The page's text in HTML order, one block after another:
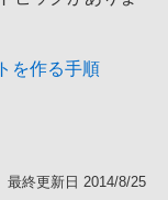
を作る手順
最終更新日 2014/8/25